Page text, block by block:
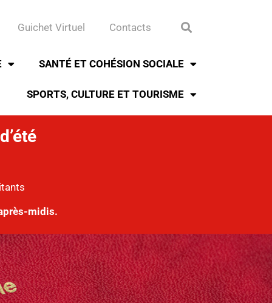
Guichet Virtuel Contacts
SANTÉ ET COHÉSION SOCIALE
SPORTS, CULTURE ET TOURISME
midis.